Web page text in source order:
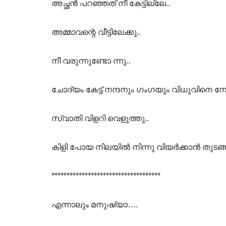
അച്ഛൻ പറഞ്ഞത് നീ കേട്ടില്ലേ..
അമ്മാവന്റെ വീട്ടിലേക്കു..
നീ വരുന്നുണ്ടോ ന്നു..
ചോദ്യം കേട്ട് നന്ദനും ഗംഗയും വിധുവിനെ
സ്വാതി വിളറി വെളുത്തു..
കിളി പോയ നിലയിൽ നിന്നു വിയർക്കാൻ
************************************
എന്നാലും മനുഷ്യാ….